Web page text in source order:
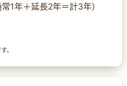
1年＋延長2年＝計3年）
。